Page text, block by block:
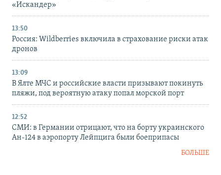
«Искандер»
13:50
Россия: Wildberries включила в страхование риски атак
дронов
13:09
В Ялте МЧС и российские власти призывают покинуть
пляжи, под вероятную атаку попал морской порт
12:52
СМИ: в Германии отрицают, что на борту украинского
Ан-124 в аэропорту Лейпцига были боеприпасы
БОЛЬШЕ